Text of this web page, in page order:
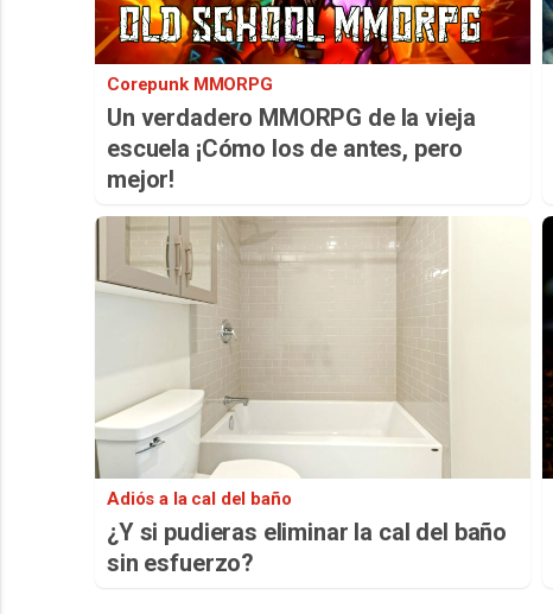
Corepunk MMORPG
Un verdadero MMORPG de la vieja
escuela ¡Cómo los de antes, pero
mejor!
Adiós a la cal del baño
¿Y si pudieras eliminar la cal del baño
sin esfuerzo?